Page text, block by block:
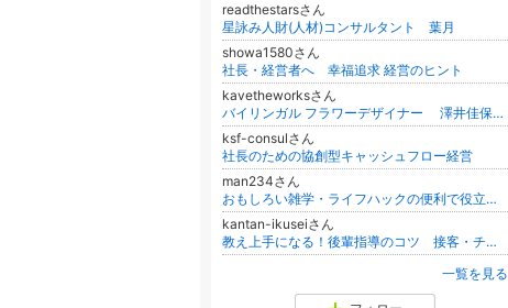
readthestarsさん
星詠み人財(人材)コンサルタント 葉月
showa1580さん
社長・経営者へ 幸福追求 経営のヒント
kavetheworksさん
バイリンガル フラワーデザイナー 澤井佳保里（Kahori）のブログ。花や英語やIKEBANAなど。
ksf-consulさん
社長のための協創型キャッシュフロー経営
man234さん
おもしろい雑学・ライフハックの便利で役立つ情報記事
kantan-ikuseiさん
教え上手になる！後輩指導のコツ 接客・チームづくり
一覧を見る